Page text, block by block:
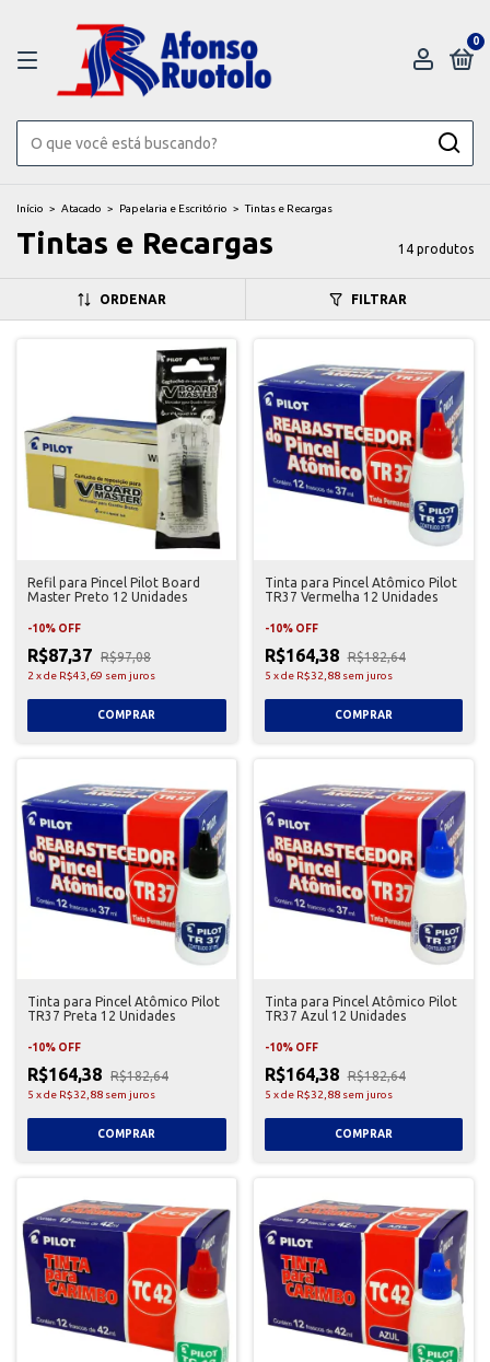
0
Início > Atacado > Papelaria e Escritório > Tintas e Recargas
Tintas e Recargas 14 produtos
ORDENAR FILTRAR
Refil para Pincel Pilot Board
Master Preto 12 Unidades
-10% OFF
R$87,37 R$97,08
2 xde R$43,69 sem juros
Tinta para Pincel Atômico Pilot
TR37 Vermelha 12 Unidades
-10% OFF
R$164,38 R$182,64
5 xde R$32,88 sem juros
Tinta para Pincel Atômico Pilot
TR37 Preta 12 Unidades
-10% OFF
R$164,38 R$182,64
5 xde R$32,88 sem juros
Tinta para Pincel Atômico Pilot
TR37 Azul 12 Unidades
-10% OFF
R$164,38 R$182,64
5 xde R$32,88 sem juros